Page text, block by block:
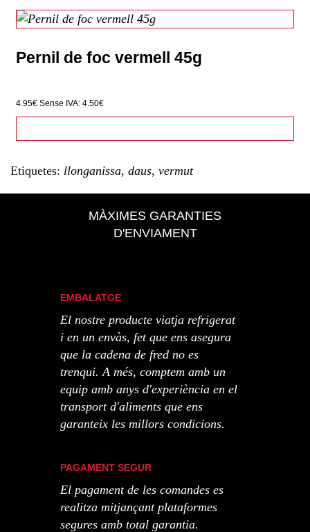
Pernil de foc vermell 45g
4.95€ Sense IVA: 4.50€
Etiquetes: llonganissa, daus, vermut
MÀXIMES GARANTIES
D'ENVIAMENT
EMBALATGE
El nostre producte viatja refrigerat
i en un envàs, fet que ens asegura
que la cadena de fred no es
trenqui. A més, comptem amb un
equip amb anys d'experiència en el
transport d'aliments que ens
garanteix les millors condicions.
PAGAMENT SEGUR
El pagament de les comandes es
realitza mitjançant plataformes
segures amb total garantia.